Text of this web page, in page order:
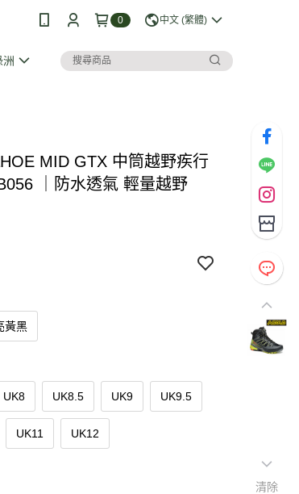
0 中文 (繁體)
洲
MID GTX 中筒越野疾行
｜防水透氣 輕量越野
黃黑
UK8 UK8.5 UK9 UK9.5
UK11 UK12
清除